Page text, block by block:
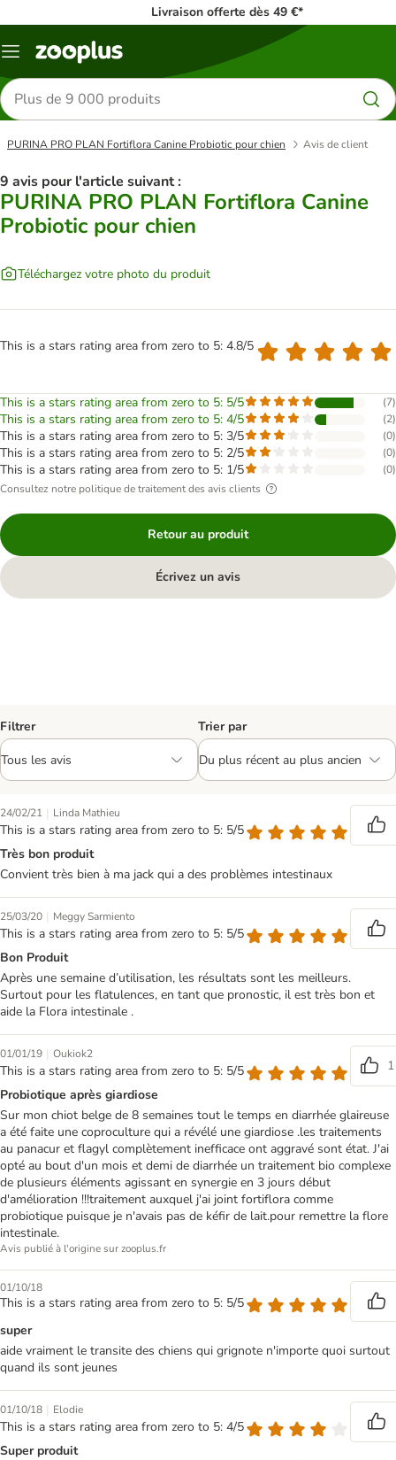
Livraison offerte dès 49 €*
Menu
Rechercher
des
produits
PURINA PRO PLAN Fortiflora Canine Probiotic pour chien Avis de client
9 avis pour l'article suivant :
PURINA PRO PLAN Fortiflora Canine
Probiotic pour chien
Téléchargez votre photo du produit
This is a stars rating area from zero to 5: 4.8/5
This is a stars rating area from zero to 5: 5/5 (7)
This is a stars rating area from zero to 5: 4/5 (2)
This is a stars rating area from zero to 5: 3/5 (0)
This is a stars rating area from zero to 5: 2/5 (0)
This is a stars rating area from zero to 5: 1/5 (0)
Consultez notre politique de traitement des avis clients
Retour au produit
Écrivez un avis
Filtrer Trier par
24/02/21 | Linda Mathieu
This is a stars rating area from zero to 5: 5/5
Très bon produit
Convient très bien à ma jack qui a des problèmes intestinaux
25/03/20 | Meggy Sarmiento
This is a stars rating area from zero to 5: 5/5
Bon Produit
Après une semaine d’utilisation, les résultats sont les meilleurs.
Surtout pour les flatulences, en tant que pronostic, il est très bon et
aide la Flora intestinale .
01/01/19 | Oukiok2
This is a stars rating area from zero to 5: 5/5
1
Probiotique après giardiose
Sur mon chiot belge de 8 semaines tout le temps en diarrhée glaireuse
a été faite une coproculture qui a révélé une giardiose .les traitements
au panacur et flagyl complètement inefficace ont aggravé sont état. J'ai
opté au bout d'un mois et demi de diarrhée un traitement bio complexe
de plusieurs éléments agissant en synergie en 3 jours début
d'amélioration !!!traitement auxquel j'ai joint fortiflora comme
probiotique puisque je n'avais pas de kéfir de lait.pour remettre la flore
intestinale.
Avis publié à l'origine sur zooplus.fr
01/10/18
This is a stars rating area from zero to 5: 5/5
super
aide vraiment le transite des chiens qui grignote n'importe quoi surtout
quand ils sont jeunes
01/10/18 | Elodie
This is a stars rating area from zero to 5: 4/5
Super produit